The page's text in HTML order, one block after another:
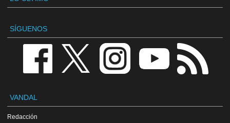
SÍGUENOS
VANDAL
Redacción